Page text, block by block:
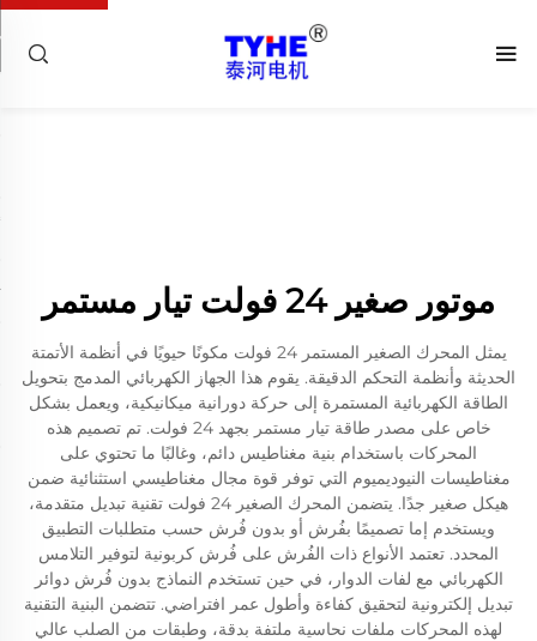
موتور صغير 24 فولت تيار مستمر
يمثل المحرك الصغير المستمر 24 فولت مكونًا حيويًا في أنظمة الأتمتة
الحديثة وأنظمة التحكم الدقيقة. يقوم هذا الجهاز الكهربائي المدمج بتحويل
الطاقة الكهربائية المستمرة إلى حركة دورانية ميكانيكية، ويعمل بشكل
خاص على مصدر طاقة تيار مستمر بجهد 24 فولت. تم تصميم هذه
المحركات باستخدام بنية مغناطيس دائم، وغالبًا ما تحتوي على
مغناطيسات النيوديميوم التي توفر قوة مجال مغناطيسي استثنائية ضمن
هيكل صغير جدًا. يتضمن المحرك الصغير 24 فولت تقنية تبديل متقدمة،
ويستخدم إما تصميمًا بفُرش أو بدون فُرش حسب متطلبات التطبيق
المحدد. تعتمد الأنواع ذات الفُرش على فُرش كربونية لتوفير التلامس
الكهربائي مع لفات الدوار، في حين تستخدم النماذج بدون فُرش دوائر
تبديل إلكترونية لتحقيق كفاءة وأطول عمر افتراضي. تتضمن البنية التقنية
لهذه المحركات ملفات نحاسية ملتفة بدقة، وطبقات من الصلب عالي